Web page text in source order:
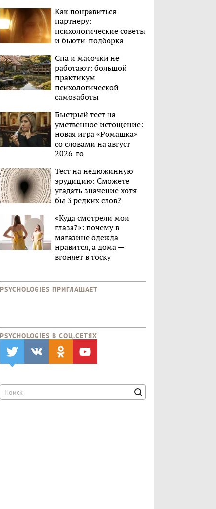
Как понравиться
партнеру:
психологические советы
и бьюти-подборка
Спа и масочки не
работают: большой
практикум
психологической
самозаботы
Быстрый тест на
умственное истощение:
новая игра «Ромашка»
со словами на август
2026-го
Тест на недюжинную
эрудицию: Сможете
угадать значение хотя
бы 3 редких слов?
«Куда смотрели мои
глаза?»: почему в
магазине одежда
нравится, а дома —
вгоняет в тоску
PSYCHOLOGIES ПРИГЛАШАЕТ
PSYCHOLOGIES В CОЦ.СЕТЯХ